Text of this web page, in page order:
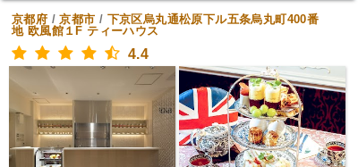
京都府 /京都市 / 下京区烏丸通松原下ル五条烏丸町400番
地 欧風館１F ティーハウス
4.4